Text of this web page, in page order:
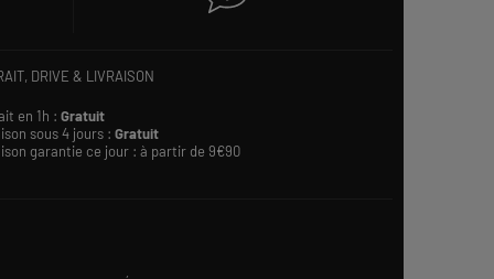
DRIVE & LIVRAISON
en 1h : Gratuit
sous 4 jours : Gratuit
garantie ce jour : à partir de 9€90